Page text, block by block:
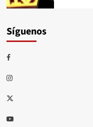
Síguenos